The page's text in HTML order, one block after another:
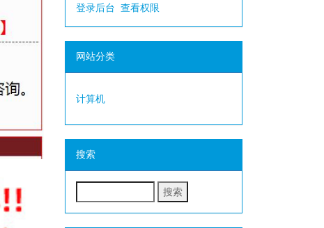
登录后台 查看权限
网站分类
计算机
搜索